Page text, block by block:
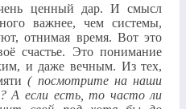
ценный дар. И смысл
важнее, чем системы,
отнимая время. Вот это
счастье. Это понимание
и даже вечным. Из тех,
( посмотрите на наши
А если есть, то часто ли